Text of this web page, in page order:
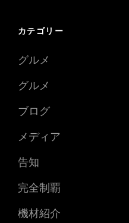
カテゴリー
グルメ
グルメ
ブログ
メディア
告知
完全制覇
機材紹介